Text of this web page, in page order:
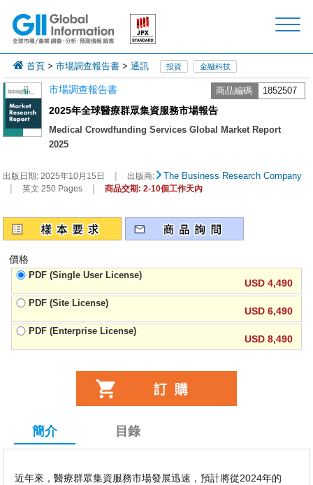
首頁 >市場調查報告書 >通訊 投資 金融科技
市場調查報告書 商品編碼 1852507
2025年全球醫療群眾集資服務市場報告
Medical Crowdfunding Services Global Market Report
2025
出版日期:2025年10月15日 | 出版商: The Business Research Company
| 英文 250 Pages | 商品交期: 2-10個工作天內
價格
PDF (Single User License)
USD 4,490
PDF (Site License)
USD 6,490
PDF (Enterprise License)
USD 8,490
簡介 目錄
近年來，醫療群眾集資服務市場發展迅速，預計將從2024年的